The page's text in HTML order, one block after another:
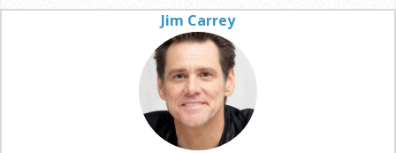
Jim Carrey